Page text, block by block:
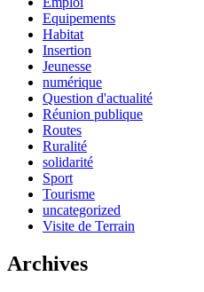
Equipements
Habitat
Insertion
Jeunesse
numérique
Question d'actualité
Réunion publique
Routes
Ruralité
solidarité
Sport
Tourisme
uncategorized
Visite de Terrain
Archives